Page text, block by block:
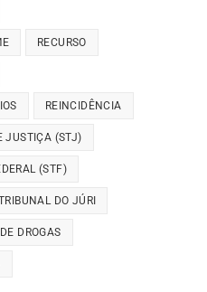
RECURSO
REINCIDÊNCIA
JUSTIÇA (STJ)
(STF)
DO JÚRI
DROGAS